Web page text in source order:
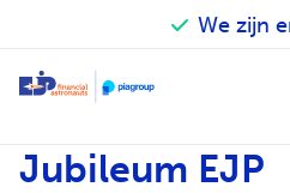
We zijn
Financieel advies
Accountancy
Our financial
Jubileum EJP